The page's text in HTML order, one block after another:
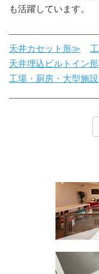
も活躍しています。
天井カセット形≫
天井埋込ビルトイン
工場・厨房・大型施